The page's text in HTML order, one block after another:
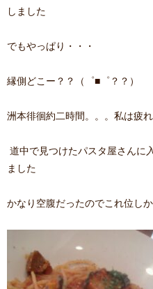
しました
でもやっぱり・・・
縁側どこー？？（゜■゜？？）
洲本徘徊約二時間。。。私は疲
道中で見つけたパスタ屋さんに
ました
かなり空腹だったのでこれ位し